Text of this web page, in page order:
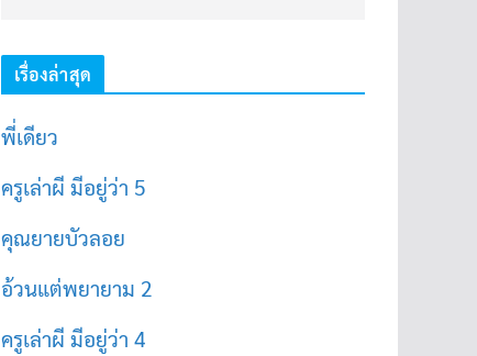
เรื่องล่าสุด
พี่เดียว
ครูเล่าผี มีอยู่ว่า 5
คุณยายบัวลอย
อ้วนแต่พยายาม 2
ครูเล่าผี มีอยู่ว่า 4